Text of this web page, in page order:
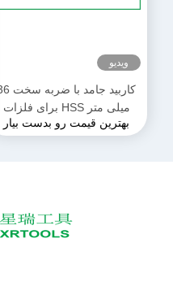
ویدیو
کاربید جامد با ضربه سخت 36
میلی متر HSS برای فلزات
ترموپلاستیک
بهترین قیمت رو بدست بیار